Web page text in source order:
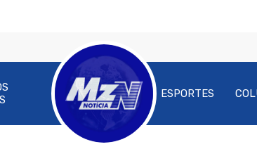
ESPORTES